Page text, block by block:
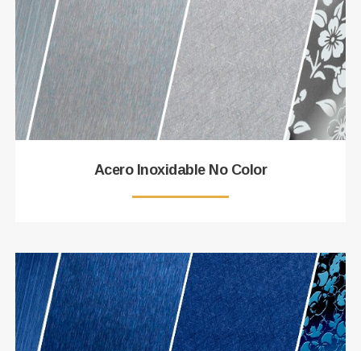
Acero Inoxidable No Color